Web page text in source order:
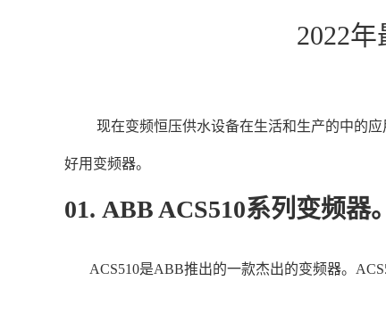
2022
现在变频恒压供水设备在生活和生产的中的应
好用变频器。
01. ABB ACS510系列变频器。
ACS510是ABB推出的一款杰出的变频器。